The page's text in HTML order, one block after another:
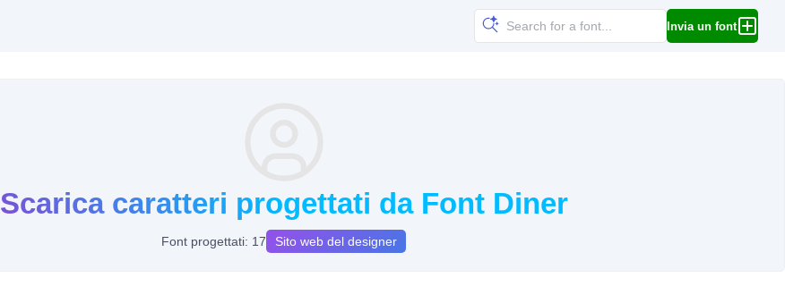
Invia un font
Scarica caratteri progettati da Font Diner
Font progettati: 17 Sito web del designer